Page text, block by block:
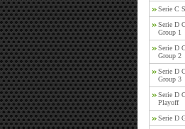
Serie C
Serie D
Group 1
Serie D
Group 2
Serie D
Group 3
Serie D
Playoff
Serie D